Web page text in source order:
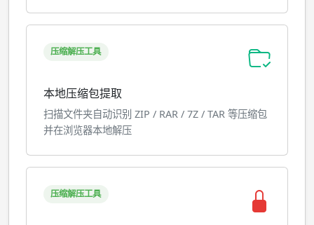
压缩解压工具
本地压缩包提取
扫描文件夹自动识别 ZIP / RAR / 7Z / TAR 等压缩包
并在浏览器本地解压
压缩解压工具